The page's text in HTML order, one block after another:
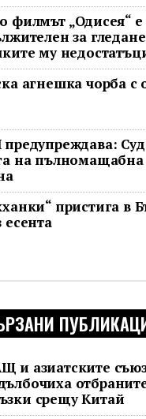
филмът „Одисея“ е
за
му
агнешка чорба с
на пълномащабна
пристига в
есента
и азиатските
срещу Китай